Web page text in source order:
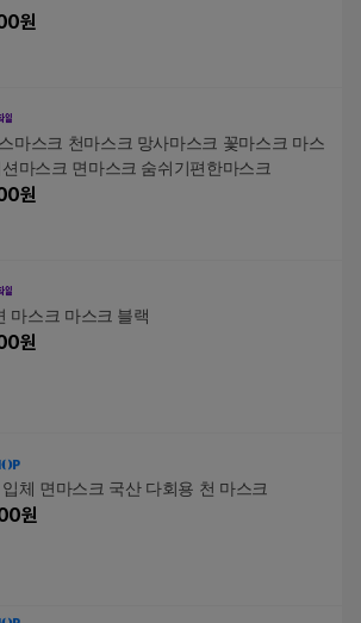
원
마스크 천마스크 망사마스크 꽃마스크 마스
션마스크 면마스크 숨쉬기편한마스크
원
마스크 마스크 블랙
원
체 면마스크 국산 다회용 천 마스크
원